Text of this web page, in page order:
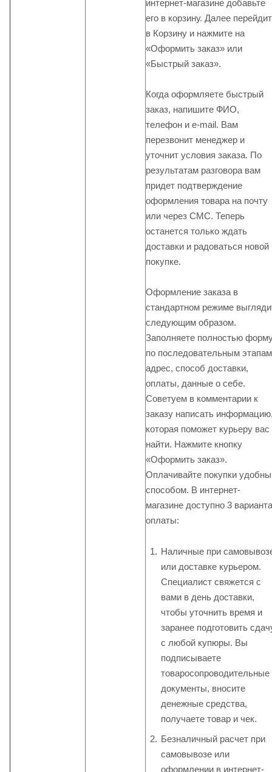
интернет-магазине добавьте
его в корзину. Далее
в Корзину и нажмите на
«Оформить заказ» или
«Быстрый заказ».
Когда оформляете быстрый
заказ, напишите ФИО,
телефон и e-mail. Вам
перезвонит менеджер и
уточнит условия заказа. По
результатам разговора вам
придет подтверждение
оформления товара на почту
или через СМС. Теперь
останется только ждать
доставки и радоваться новой
покупке.
Оформление заказа в
стандартном режиме
следующим образом.
Заполняете полностью
по последовательным
адрес, способ доставки,
оплаты, данные о себе.
Советуем в комментарии к
заказу написать
которая поможет курьеру вас
найти. Нажмите кнопку
«Оформить заказ».
Оплачивайте покупки
способом. В интернет-
магазине доступно 3 варианта
оплаты:
Наличные при
или доставке курьером.
Специалист свяжется с
вами в день доставки,
чтобы уточнить время и
заранее подготовить
с любой купюры. Вы
подписываете
товаросопроводительные
документы, вносите
денежные средства,
получаете товар и чек.
Безналичный расчет при
самовывозе или
оформлении в интернет-